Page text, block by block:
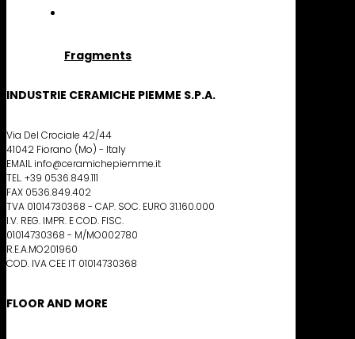
Fragments
INDUSTRIE CERAMICHE PIEMME S.P.A.
Via Del Crociale 42/44
41042 Fiorano (Mo) - Italy
EMAIL info@ceramichepiemme.it
TEL. +39 0536.849.111
FAX 0536.849.402
TVA 01014730368 - CAP. SOC. EURO 31.160.000
I.V. REG. IMPR. E COD. FISC.
01014730368 - M/MO002780
R.E.A.MO201960
COD. IVA CEE IT 01014730368
FLOOR AND MORE